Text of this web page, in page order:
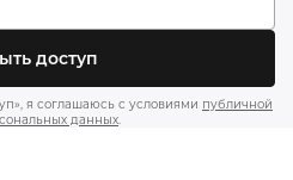
доступ
я соглашаюсь с условиями публичной
данных.